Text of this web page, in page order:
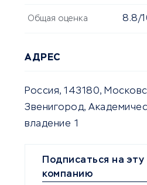
Общая оценка 8.8/
АДРЕС
Россия, 143180,
Звенигород,
владение 1
Подписаться на эту
компанию